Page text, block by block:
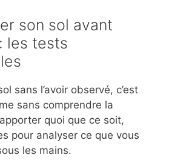
son sol avant
les tests
sans l’avoir observé, c’est
sans comprendre la
quoi que ce soit,
pour analyser ce que vous
les mains.